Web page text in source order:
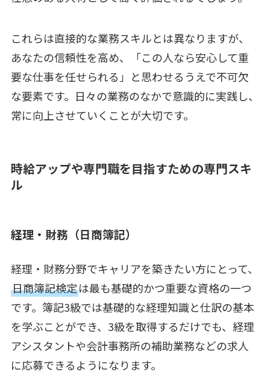
これらは直接的な業務スキルとは異なりますが、
あなたの信頼性を高め、「この人なら安心して重
要な仕事を任せられる」と思わせるうえで不可欠
な要素です。日々の業務のなかで意識的に実践し、
常に向上させていくことが大切です。
時給アップや専門職を目指すための専門スキ
ル
経理・財務（日商簿記）
経理・財務分野でキャリアを築きたい方にとって、
日商簿記検定は最も基礎的かつ重要な資格の一つ
です。簿記3級では基礎的な経理知識と仕訳の基本
を学ぶことができ、3級を取得するだけでも、経理
アシスタントや会計事務所の補助業務などの求人
に応募できるようになります。